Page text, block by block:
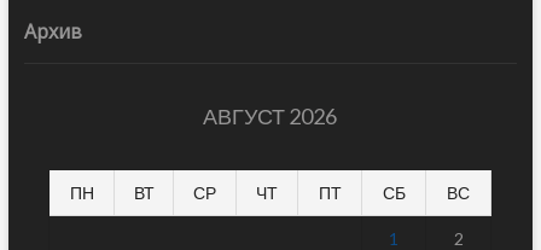
Архив
АВГУСТ 2026
ПН ВТ СР ЧТ ПТ СБ ВС
1 2